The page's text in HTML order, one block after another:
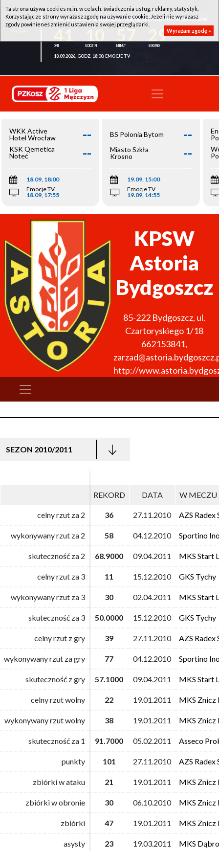
WKK ACTIVE HOTEL WROCŁAW - KSK QEMETICA NOTEĆ INOWROCŁAW
29
18.09.2026, GODZ. 18:00, EMOCJE TV
WKK Active
Hotel Wrocław
--
KSK Qemetica
Noteć
Inowrocław
--
18.09, 18:00
Emocje TV
18.09, 17:55
BS Polonia Bytom --
Miasto Szkła
Krosno
--
19.09, 15:00
Emocje TV
19.09, 14:55
KPSW
Astoria
Bydgoszcz
85-222 Bydgoszcz, ul.
Czartoryskiego 1/18
662153841,
http://
SEZON 2010/2011
REKORD DATA W MECZU
celny rzut za 2 36 27.11.2010 AZS Radex
wykonywany rzut za 2 58 04.12.2010 Sportino
skuteczność za 2 68.9000 09.04.2011 MKS Start
celny rzut za 3 11 15.12.2010 GKS Tychy
wykonywany rzut za 3 30 02.04.2011 MKS Start
skuteczność za 3 50.0000 15.12.2010 GKS Tychy
celny rzut z gry 39 27.11.2010 AZS Radex
wykonywany rzut za gry 77 04.12.2010 Sportino
skuteczność z gry 57.1000 09.04.2011 MKS Start
celny rzut wolny 22 19.01.2011 MKS Znicz
wykonywany rzut wolny 38 19.01.2011 MKS Znicz
skuteczność za 1 91.7000 05.02.2011 Asseco
punkty 101 27.11.2010 AZS Radex
zbiórki w ataku 21 19.01.2011 MKS Znicz
zbiórki w obronie 30 06.10.2010 MKS Znicz
zbiórki 47 19.01.2011 MKS Znicz
asysty 23 19.03.2011 MKS
REKORD DATA W MECZU
celny rzut za 2 36 27.11.2010 AZS Radex
wykonywany rzut za 2 58 04.12.2010 Sportino
skuteczność za 2 68.9000 09.04.2011 MKS Start
celny rzut za 3 11 15.12.2010 GKS Tychy
wykonywany rzut za 3 30 02.04.2011 MKS Start
skuteczność za 3 50.0000 15.12.2010 GKS Tychy
celny rzut z gry 39 27.11.2010 AZS Radex
wykonywany rzut za gry 77 04.12.2010 Sportino
skuteczność z gry 57.1000 09.04.2011 MKS Start
celny rzut wolny 22 19.01.2011 MKS Znicz
wykonywany rzut wolny 38 19.01.2011 MKS Znicz
skuteczność za 1 91.7000 05.02.2011 Asseco
punkty 101 27.11.2010 AZS Radex
zbiórki w ataku 21 19.01.2011 MKS Znicz
zbiórki w obronie 30 06.10.2010 MKS Znicz
zbiórki 47 19.01.2011 MKS Znicz
asysty 23 19.03.2011 MKS
Ta strona używa cookies m.in. w celach: świadczenia usług, reklamy, statystyk.
Korzystając ze strony wyrażasz zgodę na używanie cookie. Jeżeli nie wyrażasz
zgody powinieneś zmienić ustawienia swojej przeglądarki.
Wyrażam zgodę »